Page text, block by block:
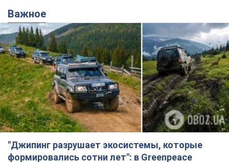
Важное
"Джипинг разрушает экосистемы, которые
формировались сотни лет": в Greenpeace